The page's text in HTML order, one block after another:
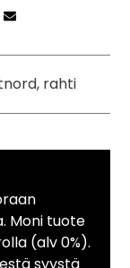
rahti
Moni tuote
(alv 0%).
syystä